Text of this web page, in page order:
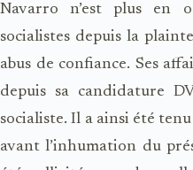
Navarro n’est plus en
socialistes depuis la
abus de confiance. Ses
depuis sa candidature
socialiste. Il a ainsi été
avant l’inhumation du